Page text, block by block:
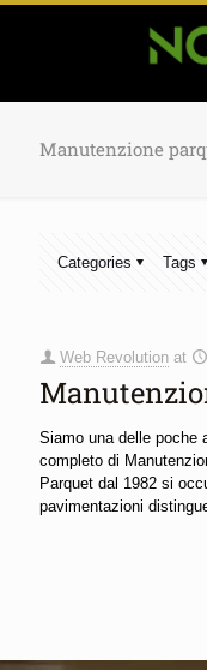
Manutenzione
Categories Tags
Web Revolution at
Siamo una delle poche
completo di
Parquet dal 1982 si
pavimentazioni